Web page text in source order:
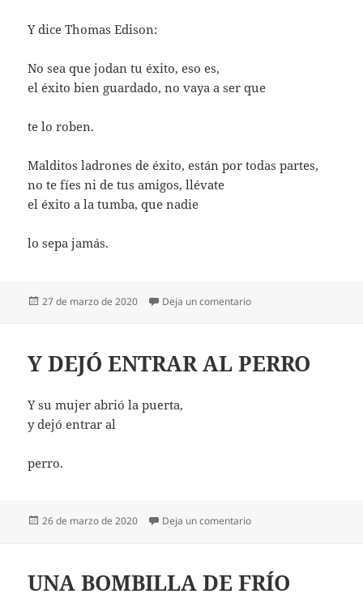
Y dice Thomas Edison:
No sea que jodan tu éxito, eso es,
el éxito bien guardado, no vaya a ser que
te lo roben.
Malditos ladrones de éxito, están por todas partes,
no te fíes ni de tus amigos, llévate
el éxito a la tumba, que nadie
lo sepa jamás.
Publicado
27 de marzo de 2020 Deja un comentarioen QUE NADIE LO SEPA
Y DEJÓ ENTRAR AL PERRO
Y su mujer abrió la puerta,
y dejó entrar al
perro.
Publicado
26 de marzo de 2020 Deja un comentarioen Y DEJÓ ENTRAR AL
UNA BOMBILLA DE FRÍO